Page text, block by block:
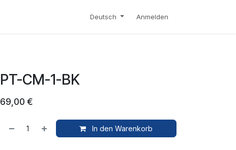
Deutsch Anmelden
PT-CM-1-BK
69,00 €
In den Warenkorb